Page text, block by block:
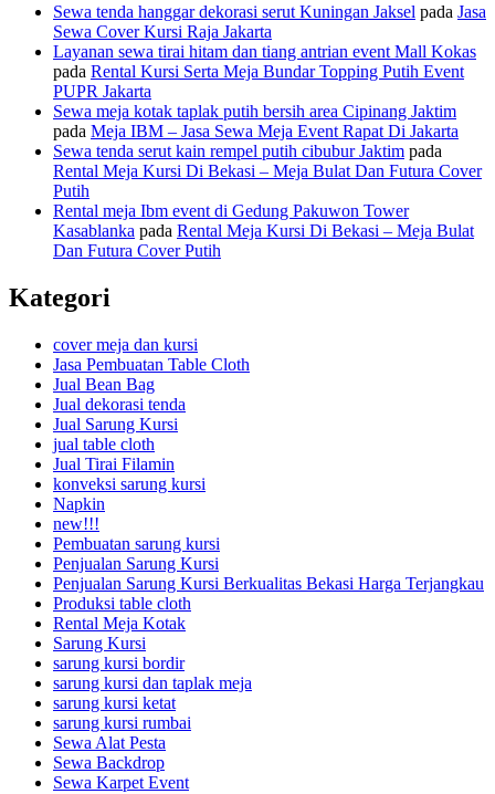
Sewa tenda hanggar dekorasi serut Kuningan Jaksel pada Jasa
Sewa Cover Kursi Raja Jakarta
Layanan sewa tirai hitam dan tiang antrian event Mall Kokas
pada Rental Kursi Serta Meja Bundar Topping Putih Event
PUPR Jakarta
Sewa meja kotak taplak putih bersih area Cipinang Jaktim
pada Meja IBM – Jasa Sewa Meja Event Rapat Di Jakarta
Sewa tenda serut kain rempel putih cibubur Jaktim pada
Rental Meja Kursi Di Bekasi – Meja Bulat Dan Futura Cover
Putih
Rental meja Ibm event di Gedung Pakuwon Tower
Kasablanka pada Rental Meja Kursi Di Bekasi – Meja Bulat
Dan Futura Cover Putih
Kategori
cover meja dan kursi
Jasa Pembuatan Table Cloth
Jual Bean Bag
Jual dekorasi tenda
Jual Sarung Kursi
jual table cloth
Jual Tirai Filamin
konveksi sarung kursi
Napkin
new!!!
Pembuatan sarung kursi
Penjualan Sarung Kursi
Penjualan Sarung Kursi Berkualitas Bekasi Harga Terjangkau
Produksi table cloth
Rental Meja Kotak
Sarung Kursi
sarung kursi bordir
sarung kursi dan taplak meja
sarung kursi ketat
sarung kursi rumbai
Sewa Alat Pesta
Sewa Backdrop
Sewa Karpet Event